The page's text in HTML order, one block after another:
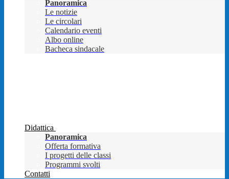
Panoramica
Le notizie
Le circolari
Calendario eventi
Albo online
Bacheca sindacale
Didattica
Panoramica
Offerta formativa
I progetti delle classi
Programmi svolti
Contatti